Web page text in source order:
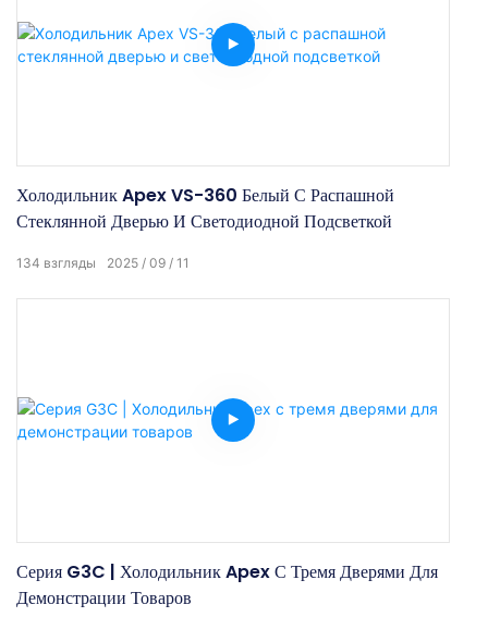
Холодильник Apex VS-360 Белый С Распашной
Стеклянной Дверью И Светодиодной Подсветкой
2025 09 11
134 взгляды
Серия G3C | Холодильник Apex С Тремя Дверями Для
Демонстрации Товаров